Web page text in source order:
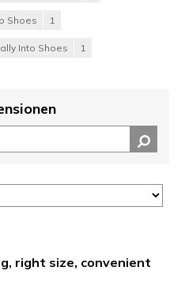
Shoes 1
Into Shoes 1
right size, convenient